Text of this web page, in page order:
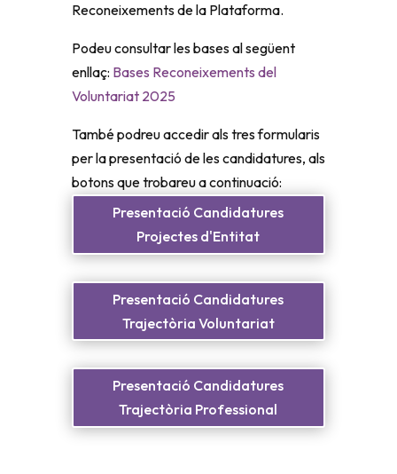
Reconeixements de la Plataforma.
Podeu consultar les bases al següent
enllaç: Bases Reconeixements del
Voluntariat 2025
També podreu accedir als tres formularis
per la presentació de les candidatures, als
botons que trobareu a continuació:
Presentació Candidatures
Projectes d'Entitat
Presentació Candidatures
Trajectòria Voluntariat
Presentació Candidatures
Trajectòria Professional